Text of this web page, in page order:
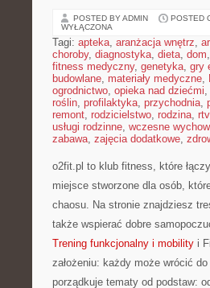
POSTED BY ADMIN POSTED
WYŁĄCZONA
Tagi: apteka, aranżacja wnętrz,
choroby, diagnostyka, dieta, dom,
fitness medyczny, genetyka, gry
budowlane, materiały medyczne,
ogrodnictwo, opieka nad dziećmi,
roślin, profilaktyka, przychodnia,
remont, rodzicielstwo, rodzina,
usługi rodzinne, wczesne
zabawa, zajęcia dodatkowe,
o2fit.pl to klub fitness, które
miejsce stworzone dla osób,
chaosu. Na stronie znajdziesz
także wspierać dobre
Trening funkcjonalny i mobility i
założeniu: każdy może wrócić
porządkuje tematy od podstaw: